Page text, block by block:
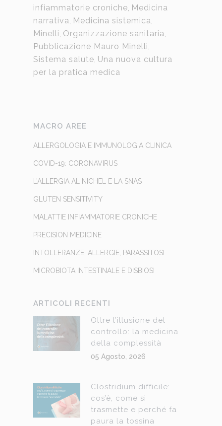
infiammatorie croniche Medicina
narrativa Medicina sistemica
Minelli Organizzazione sanitaria
Pubblicazione Mauro Minelli
Sistema salute Una nuova cultura
per la pratica medica
MACRO AREE
ALLERGOLOGIA E IMMUNOLOGIA CLINICA
COVID-19: CORONAVIRUS
L’ALLERGIA AL NICHEL E LA SNAS
GLUTEN SENSITIVITY
MALATTIE INFIAMMATORIE CRONICHE
PRECISION MEDICINE
INTOLLERANZE, ALLERGIE, PARASSITOSI
MICROBIOTA INTESTINALE E DISBIOSI
ARTICOLI RECENTI
Oltre l’illusione del
controllo: la medicina
della complessità
05 Agosto, 2026
Clostridium difficile:
cos’è, come si
trasmette e perché fa
paura la tossina